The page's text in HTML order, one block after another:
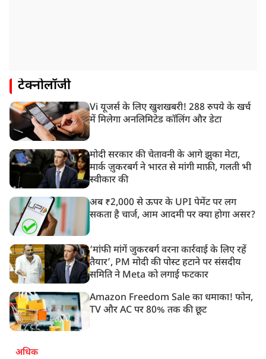
टेक्नोलॉजी
Vi यूजर्स के लिए खुशखबरी! 288 रुपये के खर्च
में मिलेगा अनलिमिटेड कॉलिंग और डेटा
मोदी सरकार की चेतावनी के आगे झुका मेटा,
मार्क ज़ुकरबर्ग ने भारत से मांगी माफ़ी, गलती भी
स्वीकार की
अब ₹2,000 से ऊपर के UPI पेमेंट पर लग
सकता है चार्ज, आम आदमी पर क्या होगा असर?
‘मांफी मांगें जुकरबर्ग वरना कार्रवाई के लिए रहें
तैयार’, PM मोदी की पोस्ट हटाने पर संसदीय
समिति ने Meta को लगाई फटकार
Amazon Freedom Sale का धमाका! फोन,
TV और AC पर 80% तक की छूट
अधिक